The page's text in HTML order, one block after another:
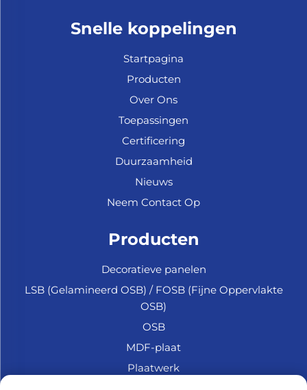
Snelle koppelingen
Startpagina
Producten
Over Ons
Toepassingen
Certificering
Duurzaamheid
Nieuws
Neem Contact Op
Producten
Decoratieve panelen
LSB (Gelamineerd OSB) / FOSB (Fijne Oppervlakte
OSB)
OSB
MDF-plaat
Plaatwerk